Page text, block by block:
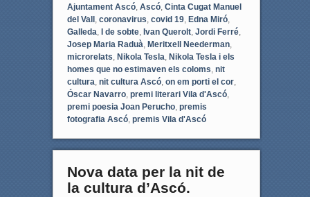
Ajuntament Ascó, Ascó, Cinta Cugat Manuel
del Vall , coronavirus, covid 19, Edna Miró,
Galleda, I de sobte, Ivan Querolt, Jordi Ferré,
Josep Maria Raduà, Meritxell Neederman,
microrelats, Nikola Tesla, Nikola Tesla i els
homes que no estimaven els coloms, nit
cultura, nit cultura Ascó, on em porti el cor,
Óscar Navarro, premi literari Vila d'Ascó,
premi poesia Joan Perucho, premis
fotografia Ascó, premis Vila d'Ascó
Nova data per la nit de
la cultura d’Ascó.